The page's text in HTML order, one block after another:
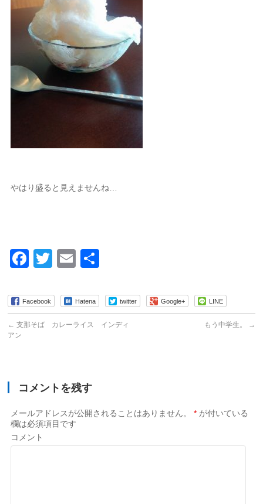
やはり盛ると見えませんね…
Facebook
TwitterEmail
Facebook Hatena twitter Google+ LINE
← 支那そば カレーライス インディ
アン
もう中学生。 →
コメントを残す
メールアドレスが公開されることはありません。 * が付いている
欄は必須項目です
コメント